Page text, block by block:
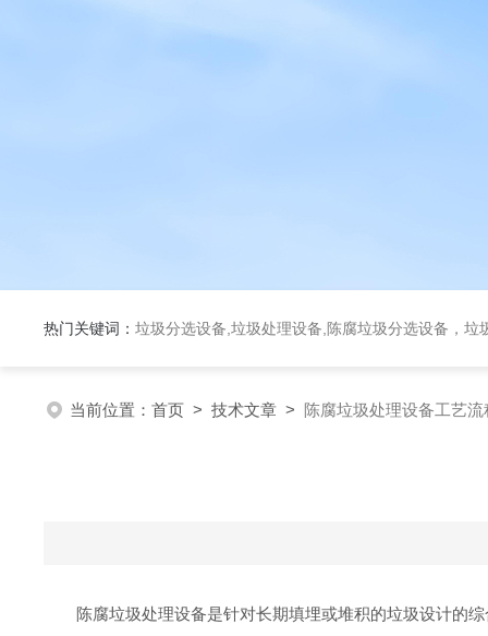
热门关键词： 垃圾分选设备,垃圾处理设备,陈腐垃圾分选设备，垃
当前位置： 首页 > 技术文章 > 陈腐垃圾处理设备工艺流
陈腐垃圾处理设备是针对长期填埋或堆积的垃圾设计的